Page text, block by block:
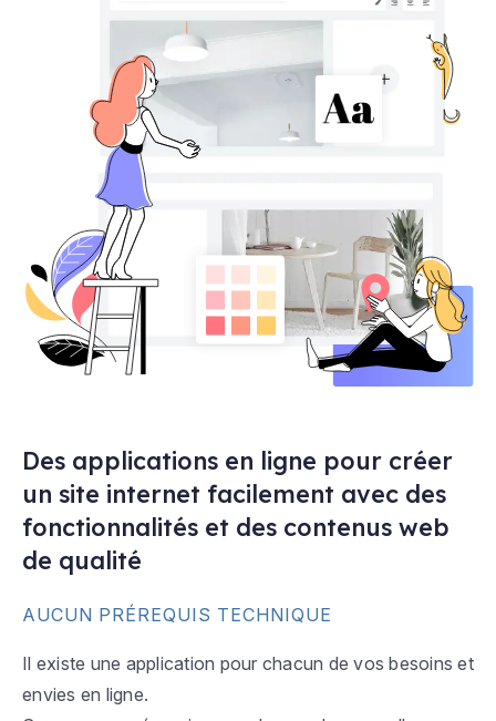
Des applications en ligne pour créer
un site internet facilement avec des
fonctionnalités et des contenus web
de qualité
AUCUN PRÉREQUIS TECHNIQUE
Il existe une application pour chacun de vos besoins et
envies en ligne.